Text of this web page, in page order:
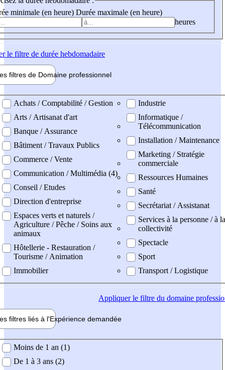
minimale (en heure) Durée maximale (en heure)
heures
le filtre de durée hebdomadaire
filtres de Domaine professionnel
professionel
Achats / Comptabilité / Gestion
Arts / Artisanat d'art
Banque / Assurance
Bâtiment / Travaux Publics
Commerce / Vente
Communication / Multimédia (4)
Conseil / Etudes
Direction d'entreprise
Espaces verts et naturels /
Agriculture / Pêche / Soins aux
animaux
Hôtellerie - Restauration /
Tourisme / Animation
Immobilier
Industrie
Informatique /
Télécommunication
Installation / Maintenance
Marketing / Stratégie
commerciale
Ressources Humaines
Santé
Secrétariat / Assistanat
Services à la personne / à la
collectivité
Spectacle
Sport
Transport / Logistique
Appliquerle filtre du domaine
filtres liés à l'Expérience demandée
demandée
Moins de 1 an (1)
De 1 à 3 ans (2)